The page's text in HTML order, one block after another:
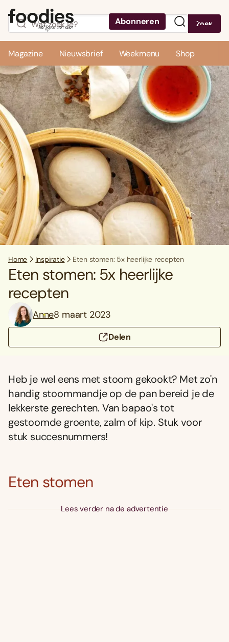
Abonneren Zoek
Magazine Nieuwsbrief Weekmenu Shop
Home Inspiratie Eten stomen: 5x heerlijke recepten
Eten stomen: 5x heerlijke
recepten
Anne8 maart 2023
Delen
Heb je wel eens met stoom gekookt? Met zo'n
handig stoommandje op de pan bereid je de
lekkerste gerechten. Van bapao's tot
gestoomde groente, zalm of kip. Stuk voor
stuk succesnummers!
Eten stomen
Lees verder na de advertentie